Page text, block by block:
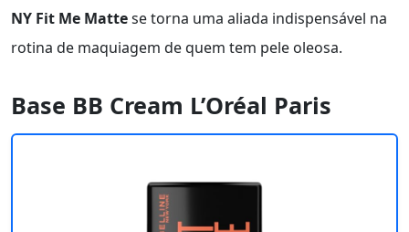
NY Fit Me Mattese torna uma aliada indispensável na
rotina de maquiagem de quem tem pele oleosa.
Base BB Cream L’Oréal Paris